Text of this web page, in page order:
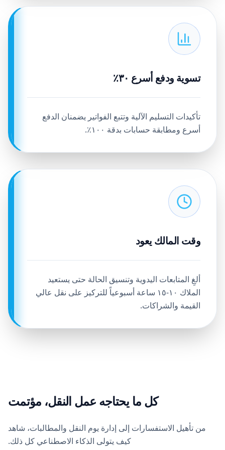
تسوية ودفع أسرع ٣٠٪
تأكيدات التسليم الآلية وتتبع الفواتير يضمنان الدفع
أسرع ومطابقة حسابات بدقة ١٠٠٪.
وقت المالك يعود
ألغِ المتابعات اليدوية وتنسيق الحالة حتى يستعيد
الملاك ١٠-١٥ ساعة أسبوعياً للتركيز على نقل عالي
القيمة والشراكات.
كل ما يحتاجه عمل النقل، مؤتمت
من تأهيل الاستفسارات إلى إدارة يوم النقل والمطالبات، شاهد
كيف يتولى الذكاء الاصطناعي كل ذلك.